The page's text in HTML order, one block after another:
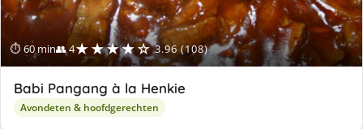
⏱ 60 min👥 4★★★★☆ 3.96 (108)
Babi Pangang à la Henkie
Avondeten & hoofdgerechten